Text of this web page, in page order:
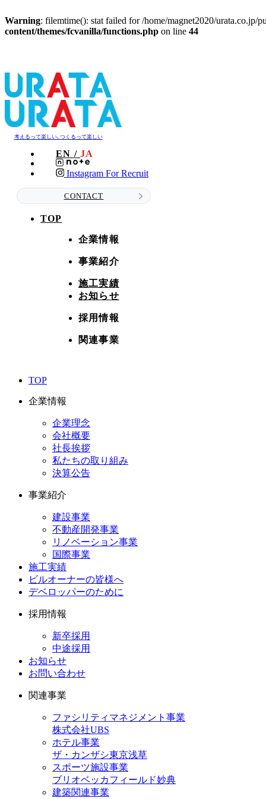
Warning: filemtime(): stat failed for /home/magnet2020/urata.co.jp/
content/themes/fcvanilla/functions.php on line 44
考えるって楽しい､つくるって楽しい
EN / JA
Instagram For Recruit
CONTACT
TOP
企業情報
事業紹介
施工実績
お知らせ
採用情報
関連事業
TOP
企業情報
企業理念
会社概要
社長挨拶
私たちの取り組み
決算公告
事業紹介
建設事業
不動産開発事業
リノベーション事業
国際事業
施工実績
ビルオーナーの皆様へ
デベロッパーのために
採用情報
新卒採用
中途採用
お知らせ
お問い合わせ
関連事業
ファシリティマネジメント事業
株式会社UBS
ホテル事業
ザ・カンザシ東京浅草
スポーツ施設事業
ブリオベッカフィールド妙典
建築関連事業